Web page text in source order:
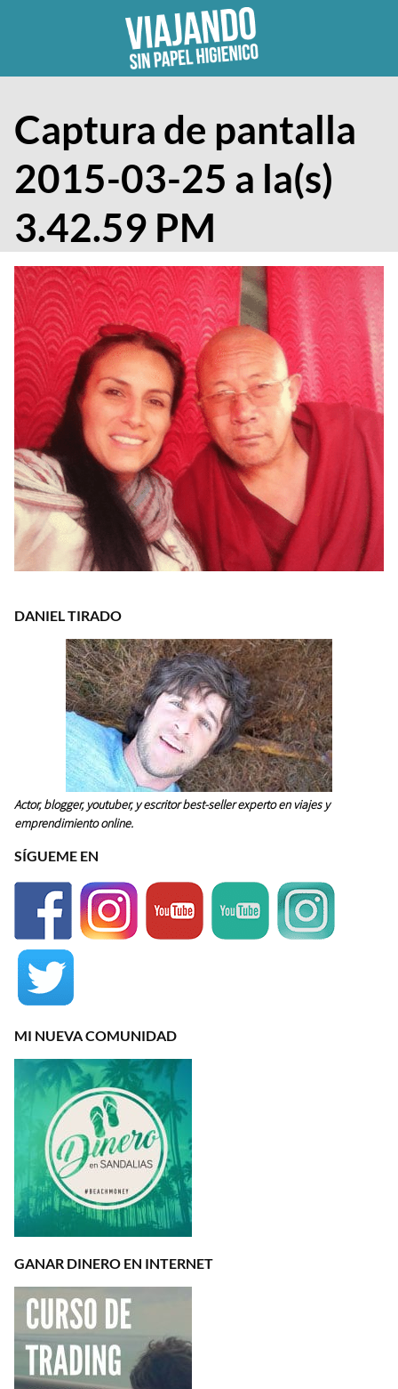
Captura de pantalla
2015-03-25 a la(s)
3.42.59 PM
DANIEL TIRADO
Actor, blogger, youtuber, y escritor best-seller experto en viajes y
emprendimiento online.
SÍGUEME EN
MI NUEVA COMUNIDAD
GANAR DINERO EN INTERNET